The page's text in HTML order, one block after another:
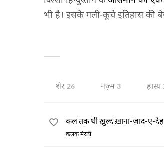
भी है। इसके गली-कूचे इतिहास की
अन्दाज़ में किया है वह पढ़ने से
शेर 26 नज़्म 3 हास्य
कल तक थी ख़ुल्द ख़ाना-ज़ाद-ए-
क़लक़ मेरठी